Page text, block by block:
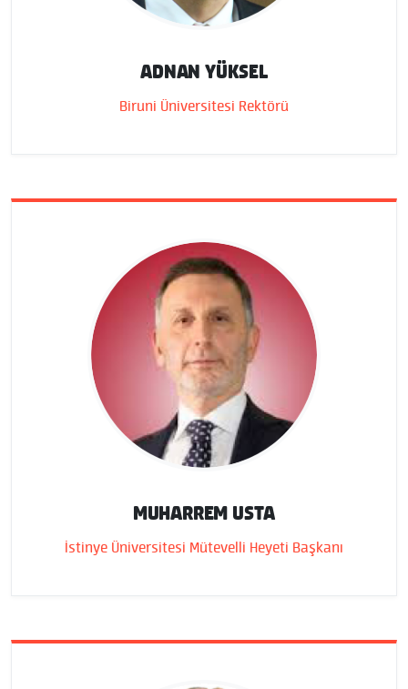
ADNAN YÜKSEL
Biruni Üniversitesi Rektörü
MUHARREM USTA
İstinye Üniversitesi Mütevelli Heyeti Başkanı